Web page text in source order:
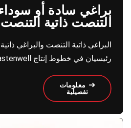
براغي سادة أو سوداء
التنصت ذاتية التنصت
البراغي ذاتية التنصت والبراغي
رئيسيان في خطوط إنتاج Fastenwell.
معلومات
تفصيلية